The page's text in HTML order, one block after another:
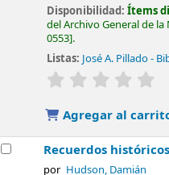
Disponibilidad:Ítems
del Archivo General de la
0553 .
Listas: José A. Pillado -
valoración
Agregar al
Recuerdos
por Hudson, Damián